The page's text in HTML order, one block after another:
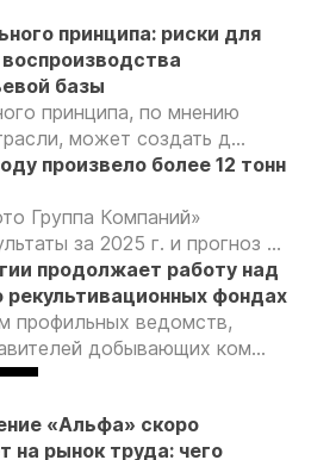
принципа: риски для
базы
принципа, по мнению
может создать д...
произвело более 12 тонн
Группа Компаний»
за 2025 г. и прогноз ...
продолжает работу над
рекультивационных фондах
профильных ведомств,
добывающих ком...
«Альфа» скоро
на рынок труда: чего